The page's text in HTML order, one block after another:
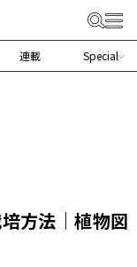
連載 Special
培方法｜植物図